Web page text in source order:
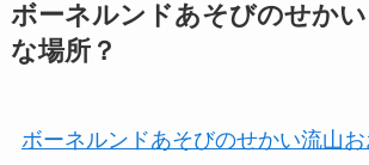
ボーネルンドあそびのせか
な場所？
ボーネルンドあそびのせかい流山お